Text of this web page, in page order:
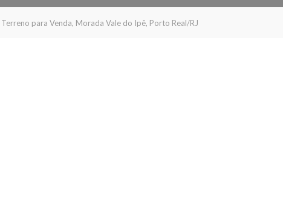
Terreno para Venda, Morada Vale do Ipê, Porto Real/RJ